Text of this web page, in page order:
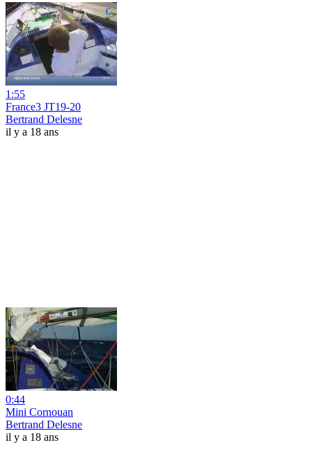
1:55
France3 JT19-20
Bertrand Delesne
il y a 18 ans
0:44
Mini Cornouan
Bertrand Delesne
il y a 18 ans